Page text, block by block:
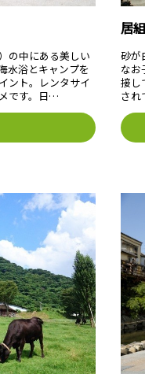
の中にある美しい
水浴とキャンプを
ント。レンタサイ
です。日…
居
砂が
なお
接し
され